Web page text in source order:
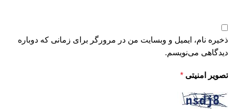
ذخیره نام، ایمیل و وبسایت من در مرورگر برای زمانی که دوباره
دیدگاهی می‌نویسم.
تصویر امنیتی *